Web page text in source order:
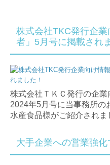
税務トピック
メディア掲載
自計化について
自計化のメリット
ＴＫＣシステムのご紹介
株式会社TKC発行企
者」5月号に掲載され
株式会社ＴＫＣ発行の企業
2024年5月号に当事務所の
水産食品様がご紹介されま
大手企業への営業強